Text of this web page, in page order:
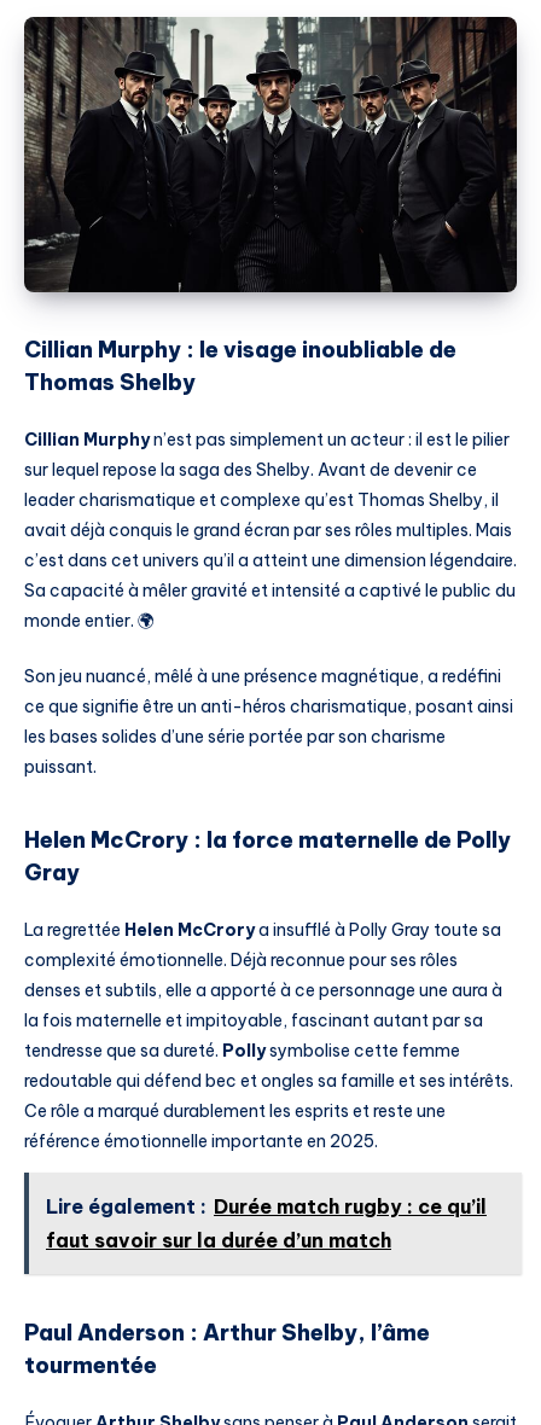
Cillian Murphy : le visage inoubliable de
Thomas Shelby
Cillian Murphyn’est pas simplement un acteur : il est le pilier
sur lequel repose la saga des Shelby. Avant de devenir ce
leader charismatique et complexe qu’est Thomas Shelby, il
avait déjà conquis le grand écran par ses rôles multiples. Mais
c’est dans cet univers qu’il a atteint une dimension légendaire.
Sa capacité à mêler gravité et intensité a captivé le public du
monde entier. 🌍
Son jeu nuancé, mêlé à une présence magnétique, a redéfini
ce que signifie être un anti-héros charismatique, posant ainsi
les bases solides d’une série portée par son charisme
puissant.
Helen McCrory : la force maternelle de Polly
Gray
La regrettée Helen McCrorya insufflé à Polly Gray toute sa
complexité émotionnelle. Déjà reconnue pour ses rôles
denses et subtils, elle a apporté à ce personnage une aura à
la fois maternelle et impitoyable, fascinant autant par sa
tendresse que sa dureté. Pollysymbolise cette femme
redoutable qui défend bec et ongles sa famille et ses intérêts.
Ce rôle a marqué durablement les esprits et reste une
référence émotionnelle importante en 2025.
Lire également : Durée match rugby : ce qu’il
faut savoir sur la durée d’un match
Paul Anderson : Arthur Shelby, l’âme
tourmentée